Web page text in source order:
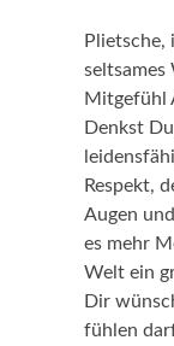
Plietsche,
Mitgefühl
Denkst
Respekt,
Augen
es mehr
Welt ein
Dir
fühlen